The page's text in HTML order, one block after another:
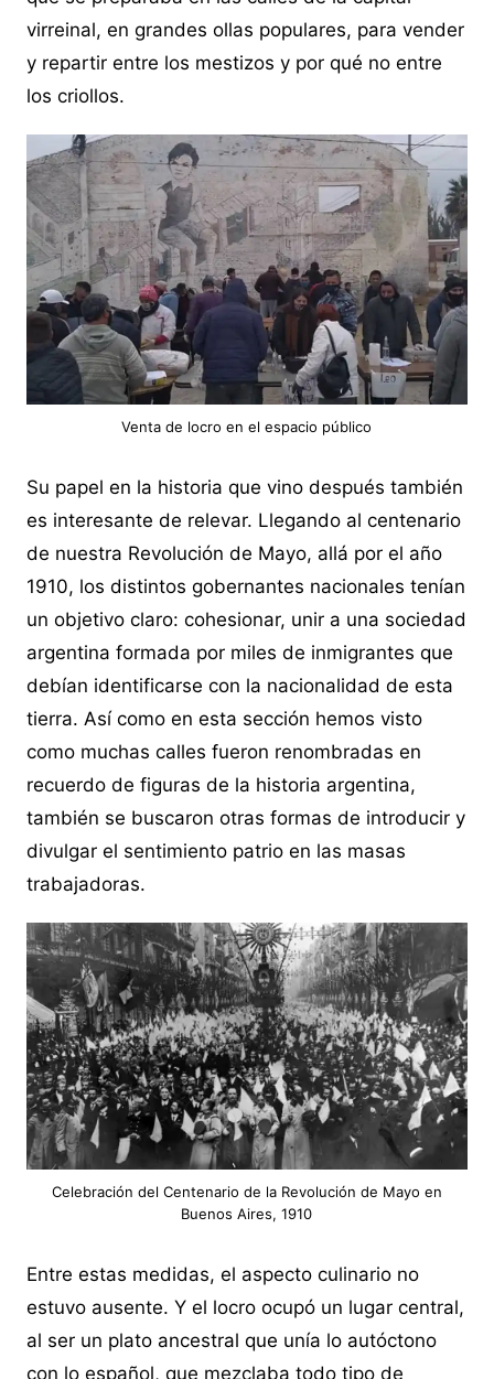
virreinal, en grandes ollas populares, para vender
y repartir entre los mestizos y por qué no entre
los criollos.
Venta de locro en el espacio público
Su papel en la historia que vino después también
es interesante de relevar. Llegando al centenario
de nuestra Revolución de Mayo, allá por el año
1910, los distintos gobernantes nacionales tenían
un objetivo claro: cohesionar, unir a una sociedad
argentina formada por miles de inmigrantes que
debían identificarse con la nacionalidad de esta
tierra. Así como en esta sección hemos visto
como muchas calles fueron renombradas en
recuerdo de figuras de la historia argentina,
también se buscaron otras formas de introducir y
divulgar el sentimiento patrio en las masas
trabajadoras.
Celebración del Centenario de la Revolución de Mayo en
Buenos Aires, 1910
Entre estas medidas, el aspecto culinario no
estuvo ausente. Y el locro ocupó un lugar central,
al ser un plato ancestral que unía lo autóctono
con lo español, que mezclaba todo tipo de